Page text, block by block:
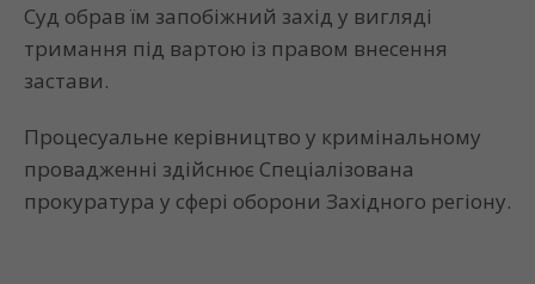
Суд обрав їм запобіжний захід у вигляді
тримання під вартою із правом внесення
застави.
Процесуальне керівництво у кримінальному
провадженні здійснює Спеціалізована
прокуратура у сфері оборони Західного регіону.